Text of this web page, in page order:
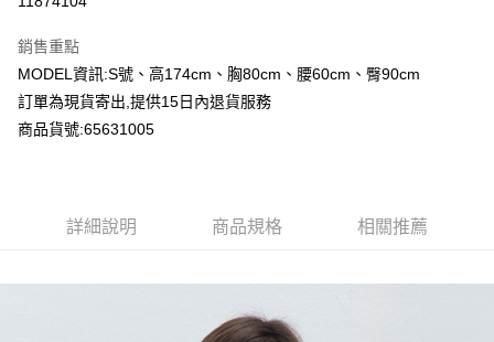
Apple Pay
Google Pay
每筆NT$80，滿NT$2,000(含以上)免運費
銷售重點
MODEL資訊:S號、高174cm、胸80cm、腰60cm、臀90cm
訂單為現貨寄出,提供15日內退貨服務
商品貨號:65631005
詳細說明 商品規格 相關推薦